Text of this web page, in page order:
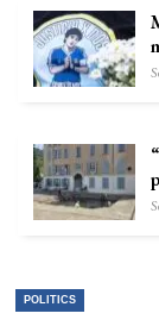
POLITICS